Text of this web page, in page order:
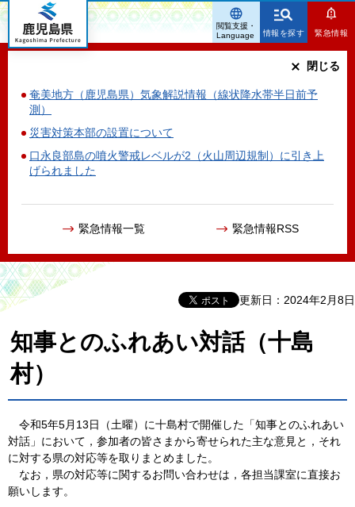
鹿児島県
情報を探す 緊急情報
奄美地方（鹿児島県）気象解説情報（線状降水帯半日前予
測）
災害対策本部の設置について
口永良部島の噴火警戒レベルが2（火山周辺規制）に引き上
げられました
緊急情報一覧 緊急情報RSS
閉じる
閲覧支援・
Language
更新日：2024年2月8日
知事とのふれあい対話（十島
村）
令和5年5月13日（土曜）に十島村で開催した「知事とのふれあい
対話」において， 参加者の皆さまから寄せられた主な意見と，それ
に対する県の対応等を取りまとめました。
なお，県の対応等に関するお問い合わせは，各担当課室に直接お
願いします。